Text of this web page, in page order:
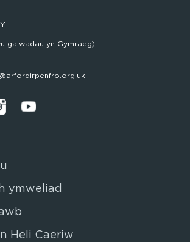
galwadau yn Gymraeg)
ymweliad
Heli Caeriw